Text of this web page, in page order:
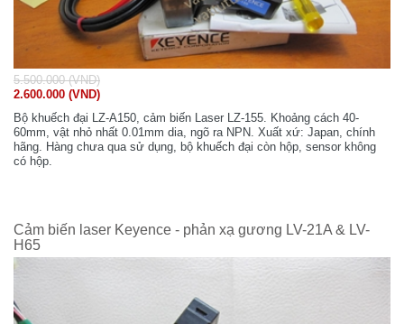
5.500.000 (VND)
2.600.000 (VND)
Bộ khuếch đại LZ-A150, cảm biến Laser LZ-155. Khoảng cách 40-
60mm, vật nhỏ nhất 0.01mm dia, ngõ ra NPN. Xuất xứ: Japan, chính
hãng. Hàng chưa qua sử dụng, bộ khuếch đại còn hộp, sensor không
có hộp.
Cảm biến laser Keyence - phản xạ gương LV-21A & LV-
H65